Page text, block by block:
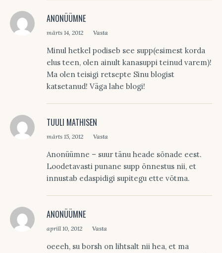
ANONÜÜMNE
märts 14, 2012 Vasta
Minul hetkel podiseb see supp(esimest korda
elus teen, olen ainult kanasuppi teinud varem)!
Ma olen teisigi retsepte Sinu blogist
katsetanud! Väga lahe blogi!
TUULI MATHISEN
märts 15, 2012 Vasta
Anonüümne – suur tänu heade sõnade eest.
Loodetavasti punane supp õnnestus nii, et
innustab edaspidigi supitegu ette võtma.
ANONÜÜMNE
aprill 10, 2012 Vasta
oeeeh, su borsh on lihtsalt nii hea, et ma